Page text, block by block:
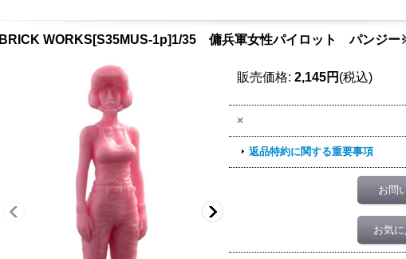
BRICK WORKS[S35MUS-1p]1/35 傭兵軍女性パイロット パンジー
販売価格: 2,145円 (税込)
×
返品特約に関する重要事項
お問
お気